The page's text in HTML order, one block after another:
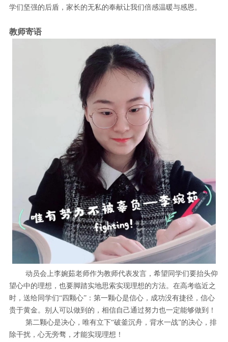
学们坚强的后盾，家长的无私的奉献让我们倍感温暖与感恩。
教师寄语
动员会上李婉茹老师作为教师代表发言，希望同学们要抬头仰
望心中的理想，也要脚踏实地思索实现理想的方法。在高考临近之
时，送给同学们“四颗心”：第一颗心是信心，成功没有捷径，信心
贵于黄金。别人可以做到的，相信自己通过努力也一定能够做到！
第二颗心是决心，唯有立下“破釜沉舟，背水一战”的决心，排
除干扰，心无旁骛，才能实现理想！